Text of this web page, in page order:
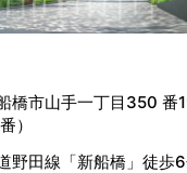
橋市山手一丁目350 番
）
野田線「新船橋」徒歩